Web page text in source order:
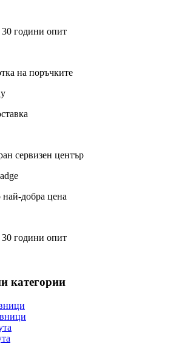
години опит
на поръчките
сервизен център
добра цена
години опит
категории